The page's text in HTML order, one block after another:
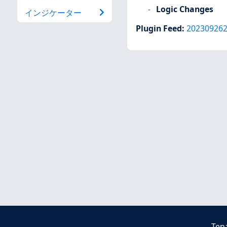
インジケーター
Logic Changes
Plugin Feed: